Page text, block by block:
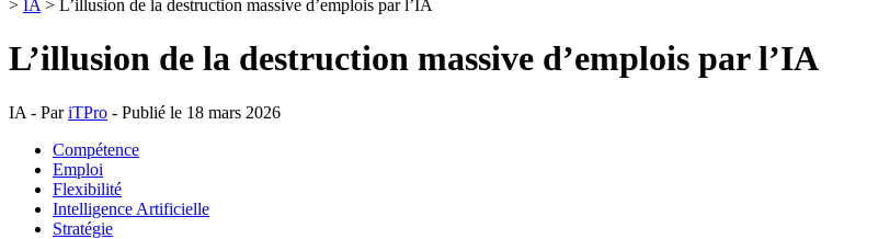
> IA > L’illusion de la destruction massive d’emplois par l’IA
L’illusion de la destruction massive d’emplois par l’IA
IA - PariTPro - Publié le 18 mars 2026
Compétence
Emploi
Flexibilité
Intelligence Artificielle
Stratégie